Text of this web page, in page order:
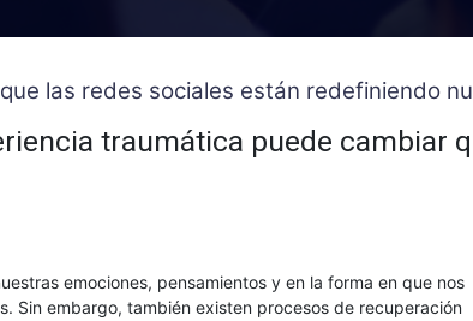
las redes sociales están redefiniendo
traumática puede
emociones, pensamientos y en la forma en que nos
Sin embargo, también existen procesos de recuperación